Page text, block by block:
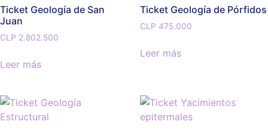
Ticket Geología de San
Juan
CLP 2.802.500
Leer más
Ticket Geología de Pórfidos
CLP 475.000
Leer más